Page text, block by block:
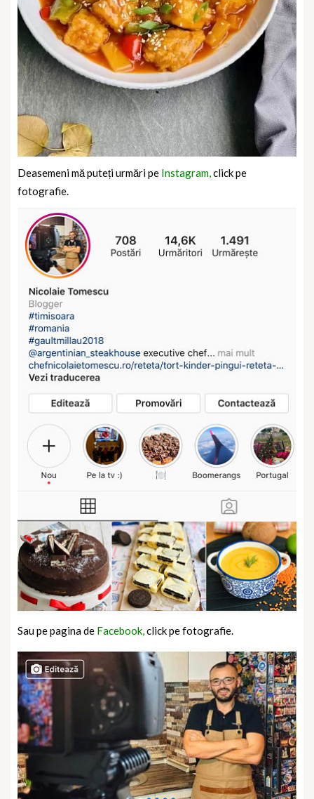
Deasemeni mă puteți urmări pe Instagram,click pe
fotografie.
Sau pe pagina de Facebook,click pe fotografie.